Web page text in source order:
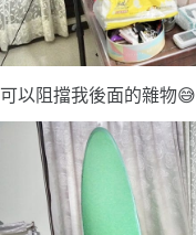
可以阻擋我後面的雜物😅